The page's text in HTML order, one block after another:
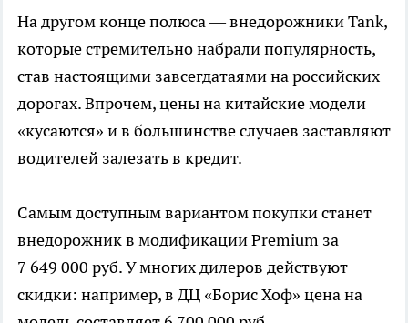
На другом конце полюса — внедорожники Tank,
которые стремительно набрали популярность,
став настоящими завсегдатаями на российских
дорогах. Впрочем, цены на китайские модели
«кусаются» и в большинстве случаев заставляют
водителей залезать в кредит.
Самым доступным вариантом покупки станет
внедорожник в модификации Premium за
7 649 000 руб. У многих дилеров действуют
скидки: например, в ДЦ «Борис Хоф» цена на